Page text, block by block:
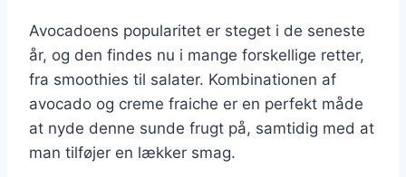
Avocadoens popularitet er steget i de seneste
år, og den findes nu i mange forskellige retter,
fra smoothies til salater. Kombinationen af
avocado og creme fraiche er en perfekt måde
at nyde denne sunde frugt på, samtidig med at
man tilføjer en lækker smag.